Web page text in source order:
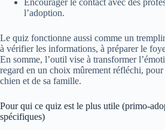
l’adoption.
Le quiz fonctionne aussi comme un
à vérifier les informations, à préparer le
En somme, l’outil vise à transformer
regard en un choix mûrement réfléchi,
chien et de sa famille.
Pour qui ce quiz est le plus utile (primo-
spécifiques)